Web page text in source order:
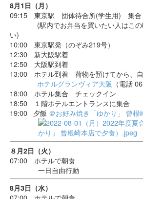
8月1日（月）
09:15 東京駅 団体待合所(学生用) 集合
(駅内でお弁当を買いたい人はこの
い)
10:00 東京駅発（のぞみ219号）
12:30 新大阪駅着
12:50 大阪駅到着
13:00 ホテル到着 荷物を預けてから、自
ホテルグランヴィア大阪 （電話
18:00 ホテル集合 チェックイン
18:50 １階ホテルエントランスに集合
19:00 夕飯 ＠お好み焼き「ゆかり」 曾根
８月2日（火）
07:00 ホテルで朝食
一日自由行動
8月3日（水）